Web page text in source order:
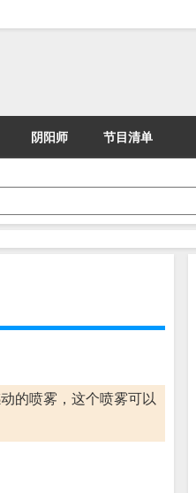
阴阳师 节目清单
的喷雾，这个喷雾可以